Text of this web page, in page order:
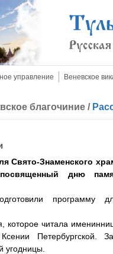
управление Веневское
благочиние /
Свято-Знаменского
дню
программу
которое читала
Ксении Петербургской.
угодницы.